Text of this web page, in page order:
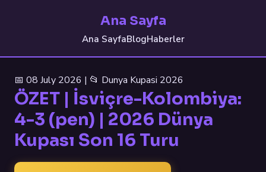
Ana Sayfa
Ana SayfaBlogHaberler
📅 08 July 2026 | 📂 Dunya Kupasi 2026
ÖZET | İsviçre-Kolombiya:
4-3 (pen) | 2026 Dünya
Kupası Son 16 Turu